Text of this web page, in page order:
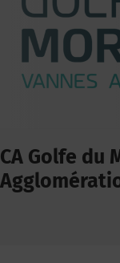
CA Golfe du